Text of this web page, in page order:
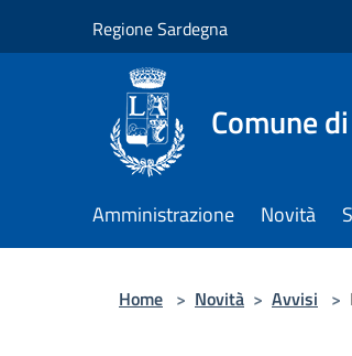
Regione Sardegna
Comune
Amministrazione Novità
Home > Novità > Avvisi >